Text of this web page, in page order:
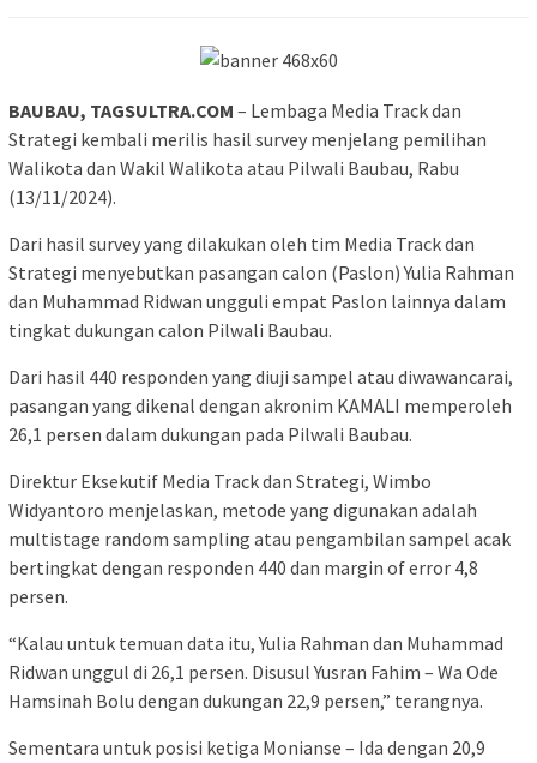
BAUBAU, TAGSULTRA.COM – Lembaga Media Track dan
Strategi kembali merilis hasil survey menjelang pemilihan
Walikota dan Wakil Walikota atau Pilwali Baubau, Rabu
(13/11/2024).
Dari hasil survey yang dilakukan oleh tim Media Track dan
Strategi menyebutkan pasangan calon (Paslon) Yulia Rahman
dan Muhammad Ridwan ungguli empat Paslon lainnya dalam
tingkat dukungan calon Pilwali Baubau.
Dari hasil 440 responden yang diuji sampel atau diwawancarai,
pasangan yang dikenal dengan akronim KAMALI memperoleh
26,1 persen dalam dukungan pada Pilwali Baubau.
Direktur Eksekutif Media Track dan Strategi, Wimbo
Widyantoro menjelaskan, metode yang digunakan adalah
multistage random sampling atau pengambilan sampel acak
bertingkat dengan responden 440 dan margin of error 4,8
persen.
“Kalau untuk temuan data itu, Yulia Rahman dan Muhammad
Ridwan unggul di 26,1 persen. Disusul Yusran Fahim – Wa Ode
Hamsinah Bolu dengan dukungan 22,9 persen,” terangnya.
Sementara untuk posisi ketiga Monianse – Ida dengan 20,9